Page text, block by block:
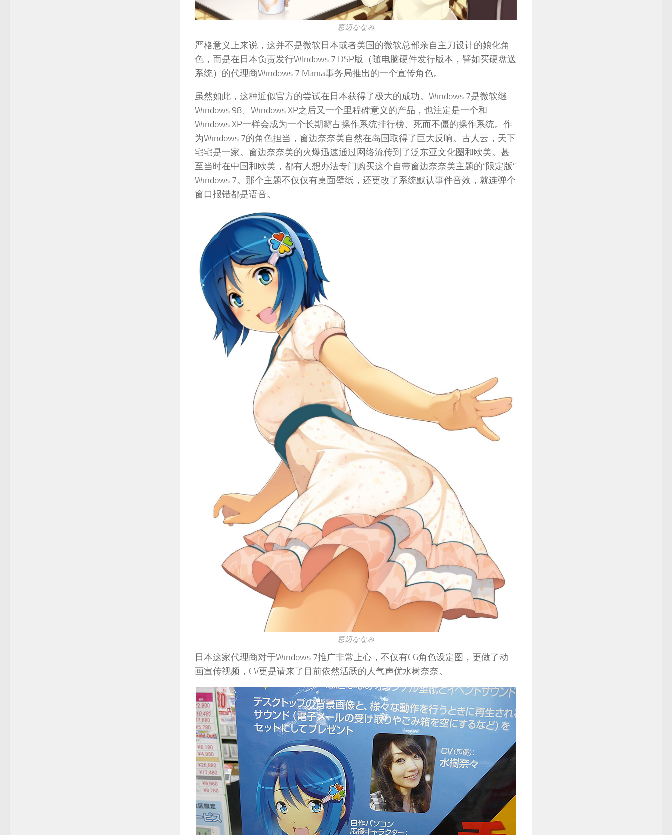
窓辺ななみ
严格意义上来说，这并不是微软日本或者美国的微软总部亲自主刀设计的娘化角
色，而是在日本负责发行WIndows 7 DSP版（随电脑硬件发行版本，譬如买硬盘送
系统）的代理商Windows 7 Mania事务局推出的一个宣传角色。
虽然如此，这种近似官方的尝试在日本获得了极大的成功。Windows 7是微软继
Windows 98、Windows XP之后又一个里程碑意义的产品，也注定是一个和
Windows XP一样会成为一个长期霸占操作系统排行榜、死而不僵的操作系统。作
为Windows 7的角色担当，窗边奈奈美自然在岛国取得了巨大反响。古人云，天下
宅宅是一家。窗边奈奈美的火爆迅速通过网络流传到了泛东亚文化圈和欧美。甚
至当时在中国和欧美，都有人想办法专门购买这个自带窗边奈奈美主题的“限定版”
Windows 7。那个主题不仅仅有桌面壁纸，还更改了系统默认事件音效，就连弹个
窗口报错都是语音。
窓辺ななみ
日本这家代理商对于Windows 7推广非常上心，不仅有CG角色设定图，更做了动
画宣传视频，CV更是请来了目前依然活跃的人气声优水树奈奈。